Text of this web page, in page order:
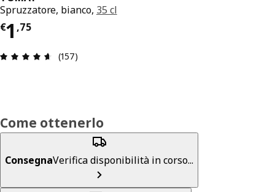
Spruzzatore, bianco, 35 cl
€1 ,75
Prezzo € 1,75
Recensione: 4.6 di 5 stelle. Recensioni totali: 157
(157)
Come ottenerlo
ConsegnaVerifica disponibilità in corso...